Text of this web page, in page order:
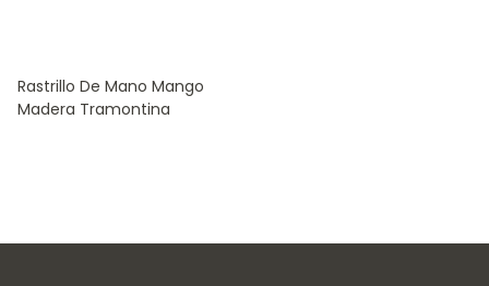
Rastrillo De Mano Mango
Madera Tramontina